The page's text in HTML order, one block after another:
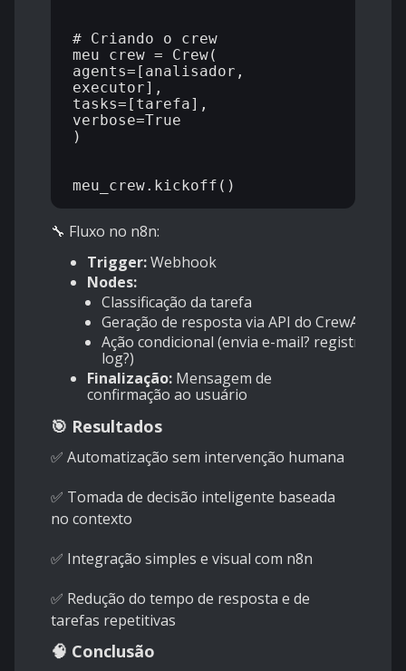
# Criando o crew
meu_crew = Crew(
agents=[analisador,
executor],
tasks=[tarefa],
verbose=True
)
🔧 Fluxo no n8n:
Trigger:Webhook
Nodes:
Classificação da tarefa
Geração de resposta via API do CrewAI
Ação condicional (envia e-mail? registra
log?)
Finalização: Mensagem de
confirmação ao usuário
🎯 Resultados
✅ Automatização sem intervenção humana
✅ Tomada de decisão inteligente baseada
no contexto
✅ Integração simples e visual com n8n
✅ Redução do tempo de resposta e de
tarefas repetitivas
🧠 Conclusão